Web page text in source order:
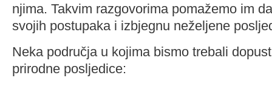
njima. Takvim razgovorima pomažemo im
svojih postupaka i izbjegnu neželjene
Neka područja u kojima bismo trebali
prirodne posljedice: